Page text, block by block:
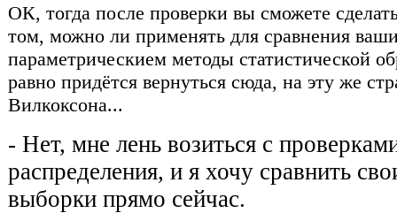
ОК, тогда после проверки вы сможете
том, можно ли применять для сравнения
параметрическием методы статистической
равно придётся вернуться сюда, на эту же
Вилкоксона...
- Нет, мне лень возиться с
распределения, и я хочу сравнить
выборки прямо сейчас.